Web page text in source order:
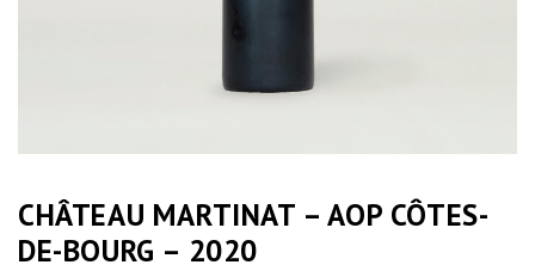
CHÂTEAU MARTINAT – AOP CÔTES-
DE-BOURG – 2020